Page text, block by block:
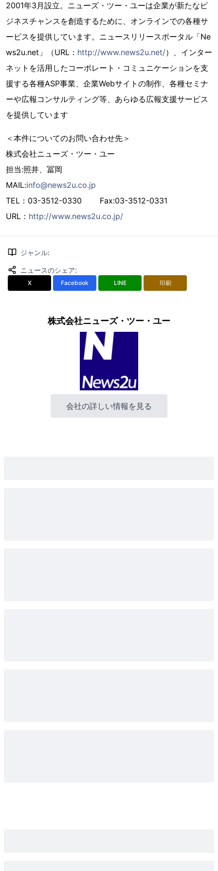
2001年3月設立。ニューズ・ツー・ユーは企業が新たなビ
ジネスチャンスを創造するために、オンラインでの各種サ
ービスを提供しています。ニュースリリースポータル「Ne
ws2u.net」（URL： http://www.news2u.net/）、インター
ネットを活用したコーポレート・コミュニケーションを支
援する各種ASP事業、企業Webサイトの制作、各種セミナ
ーや広報コンサルティング等、あらゆる広報支援サービス
を提供しています
＜本件についてのお問い合わせ先＞
株式会社ニューズ・ツー・ユー
担当:照井、冨岡
MAIL:info@news2u.co.jp
TEL：03-3512-0330 Fax:03-3512-0331
URL： http://www.news2u.co.jp/
ジャンル:
ニュースのシェア:
X Facebook LINE 印刷
株式会社ニューズ・ツー・ユー
会社の詳しい情報を見る